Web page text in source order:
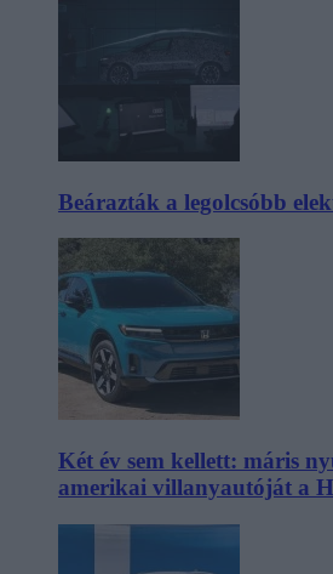
Beárazták a legolcsóbb
Két év sem kellett: máris
amerikai villanyautóját a